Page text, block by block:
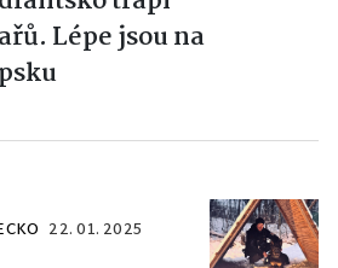
Lépe jsou na
22. 01. 2025